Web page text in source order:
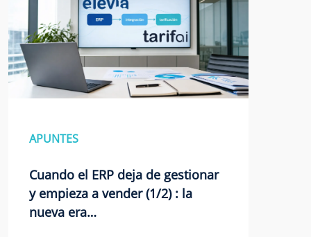
APUNTES
Cuando el ERP deja de gestionar
y empieza a vender (1/2) : la
nueva era…